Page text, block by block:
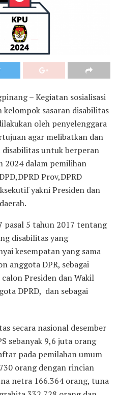
– Kegiatan sosialisasi
sasaran disabilitas
oleh penyelenggara
agar melibatkan dan
untuk berperan
2024 dalam pemilihan
Prov,DPRD
yakni Presiden dan
pasal 5 tahun 2017 tentang
disabilitas yang
kesempatan yang sama
anggota DPR, sebagai
Presiden dan Wakil
DPRD, dan sebagai
secara nasional desember
sebanyak 9,6 juta orang
pada pemilahan umum
orang dengan rincian
netra 166.364 orang, tuna